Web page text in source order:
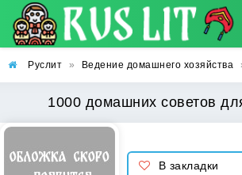
Руслит » Ведение домашнего хозяйства
1000 домашних советов
В закладки